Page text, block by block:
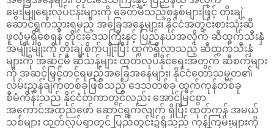
မွေးမြူရေးလုပ်ငန်းများကို ခေတ်မီသည့်စနစ်များဖြင့် တိုးချဲ့
ဆောင်ရွက်သွားရမည့် အခြေအနေများ၊ နိုင်ငံအတွင်းစားသုံးဆီ
ဖူလုံမှုရှိစေရန် တိုင်းဒေသကြီးနှင့် ပြည်နယ်အလိုက် ဆီထွက်သီးနှံ
အမျိုးမျိုးကို တိုးချဲ့စိုက်ပျိုးပြီး ထွက်ရှိလာသည့် ဆီထွက်သီးနှံ
များကို အဆင့်မီ ဆီသန့်များ ထုတ်လုပ်နိုင်ရေးအတွက် ဆီစက်များ
ကို အဆင့်မြှင့်တင်ရမည့်အခြေအနေများ၊ နိုင်ငံတော်သမ္မတ၏
လမ်းညွှန်ချက်တစ်ခုဖြစ်သည့် ဒေသတစ်ခု ထွက်ကုန်တစ်ခု
စီမံကိန်းသည် နိုင်ငံတကာတွင်လည်း အောင်မြင်စွာ
အကောင်အထည်ဖော် ဆောင်ရွက်လျက် ရှိပြီး ထုတ်ကုန် အမယ်
သစ်များ ထုတ်လုပ်ရာတွင် ပြည်တွင်း၌ရှိသည့် ကုန်ကြမ်းများကို